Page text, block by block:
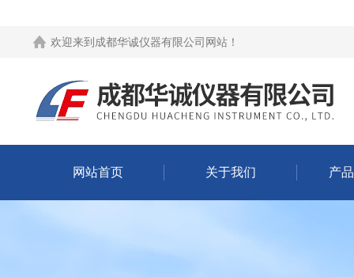
欢迎来到 成都华诚仪器有限公司网站 ！
网站首页 关于我们 产